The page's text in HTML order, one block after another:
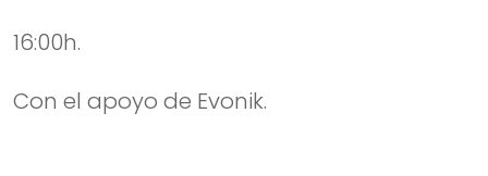
16:00h.
Con el apoyo de Evonik.